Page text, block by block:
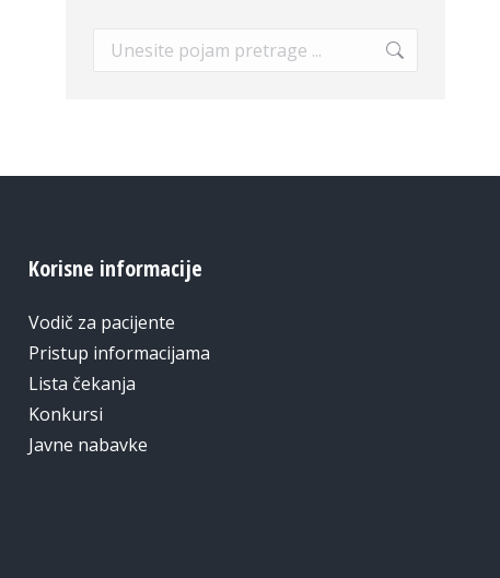
Search:
Korisne informacije
Vodič za pacijente
Pristup informacijama
Lista čekanja
Konkursi
Javne nabavke